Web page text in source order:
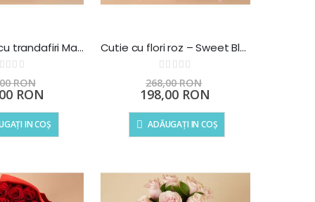
Aranjament cu trandafiri Magie in roz
Rating:
RON
RON
IN COȘ
Cutie cu flori roz – Sweet Bloom
Rating:
268,00 RON
Preț
special
198,00 RON
ADĂUGAȚI IN COȘ